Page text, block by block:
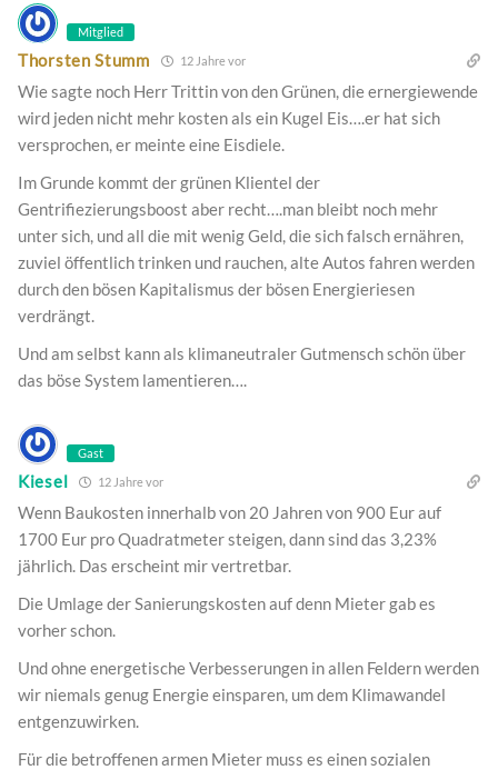
Mitglied
Thorsten Stumm 12 Jahre vor
Wie sagte noch Herr Trittin von den Grünen, die ernergiewende
wird jeden nicht mehr kosten als ein Kugel Eis….er hat sich
versprochen, er meinte eine Eisdiele.
Im Grunde kommt der grünen Klientel der
Gentrifiezierungsboost aber recht….man bleibt noch mehr
unter sich, und all die mit wenig Geld, die sich falsch ernähren,
zuviel öffentlich trinken und rauchen, alte Autos fahren werden
durch den bösen Kapitalismus der bösen Energieriesen
verdrängt.
Und am selbst kann als klimaneutraler Gutmensch schön über
das böse System lamentieren….
Gast
Kiesel 12 Jahre vor
Wenn Baukosten innerhalb von 20 Jahren von 900 Eur auf
1700 Eur pro Quadratmeter steigen, dann sind das 3,23%
jährlich. Das erscheint mir vertretbar.
Die Umlage der Sanierungskosten auf denn Mieter gab es
vorher schon.
Und ohne energetische Verbesserungen in allen Feldern werden
wir niemals genug Energie einsparen, um dem Klimawandel
entgenzuwirken.
Für die betroffenen armen Mieter muss es einen sozialen